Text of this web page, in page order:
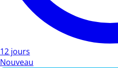
12 jours
Nouveau